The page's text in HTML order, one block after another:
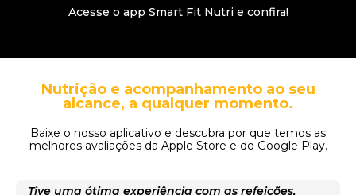
Acesse o app Smart Fit Nutri e confira!
Nutrição e acompanhamento ao seu
alcance, a qualquer momento.
Baixe o nosso aplicativo e descubra por que temos as
melhores avaliações da Apple Store e do Google Play.
Tive uma ótima experiência com as refeições,